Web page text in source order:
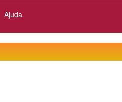
Ajuda